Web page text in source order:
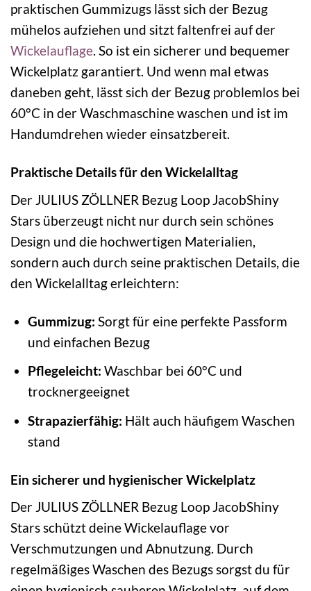
praktischen Gummizugs lässt sich der Bezug
mühelos aufziehen und sitzt faltenfrei auf der
Wickelauflage. So ist ein sicherer und bequemer
Wickelplatz garantiert. Und wenn mal etwas
daneben geht, lässt sich der Bezug problemlos bei
60°C in der Waschmaschine waschen und ist im
Handumdrehen wieder einsatzbereit.
Praktische Details für den Wickelalltag
Der JULIUS ZÖLLNER Bezug Loop JacobShiny
Stars überzeugt nicht nur durch sein schönes
Design und die hochwertigen Materialien,
sondern auch durch seine praktischen Details, die
den Wickelalltag erleichtern:
Gummizug: Sorgt für eine perfekte Passform
und einfachen Bezug
Pflegeleicht: Waschbar bei 60°C und
trocknergeeignet
Strapazierfähig: Hält auch häufigem Waschen
stand
Ein sicherer und hygienischer Wickelplatz
Der JULIUS ZÖLLNER Bezug Loop JacobShiny
Stars schützt deine Wickelauflage vor
Verschmutzungen und Abnutzung. Durch
regelmäßiges Waschen des Bezugs sorgst du für